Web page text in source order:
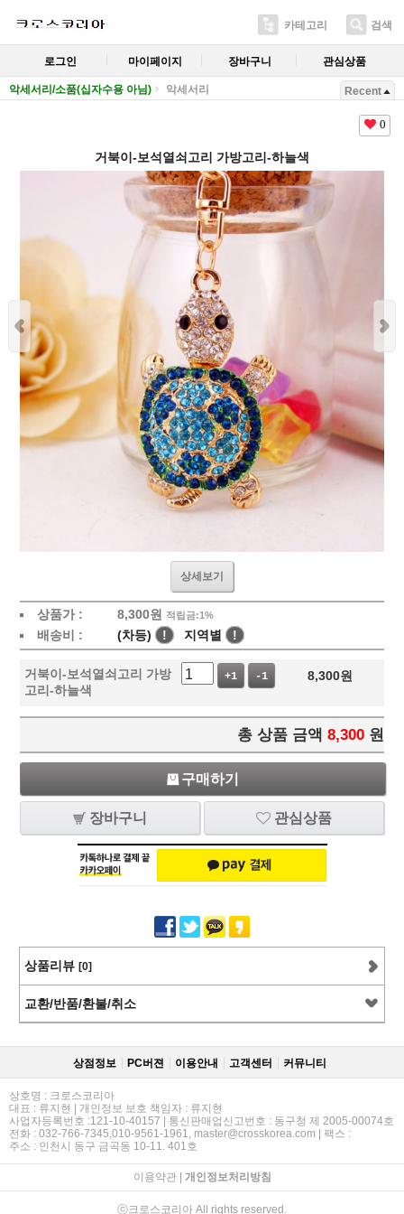
카테고리 검색
로그인 마이페이지 장바구니 관심상품
악세서리/소품(십자수용 아님) 악세서리 Recent
0
거북이-보석열쇠고리 가방고리-하늘색
상세보기
상품가 : 8,300원 적립금:1%
배송비 : (차등) ! 지역별 !
거북이-보석열쇠고리 가방
고리-하늘색
+1 -1 8,300원
총 상품 금액 8,300 원
구매하기
장바구니 관심상품
상품리뷰 [0]
교환/반품/환불/취소
상점정보 PC버젼 이용안내 고객센터 커뮤니티
상호명 : 크로스코리아
대표 : 류지현 | 개인정보 보호 책임자 : 류지현
사업자등록번호 :121-10-40157 | 통신판매업신고번호 : 동구청 제 2005-00074호
전화 : 032-766-7345,010-9561-1961, master@crosskorea.com | 팩스 :
주소 : 인천시 동구 금곡동 10-11. 401호
이용약관| 개인정보처리방침
ⓒ크로스코리아 All rights reserved.